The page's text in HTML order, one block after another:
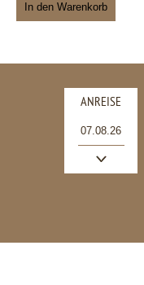
In den Warenkorb
ANREISE